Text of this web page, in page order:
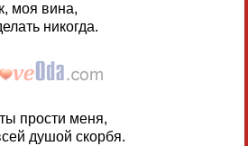
моя вина,
никогда.
прости меня,
душой скорбя.